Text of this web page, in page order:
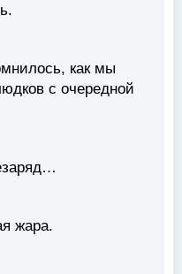
как мы
с очередной
жара.